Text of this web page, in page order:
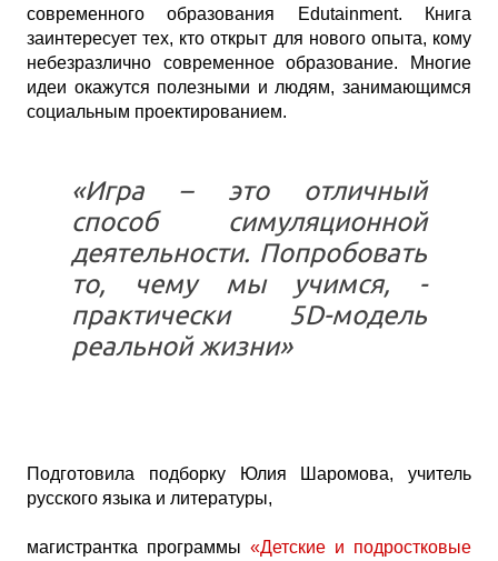
современного образования Edutainment. Книга
заинтересует тех, кто открыт для нового опыта, кому
небезразлично современное образование. Многие
идеи окажутся полезными и людям, занимающимся
социальным проектированием.
«Игра – это отличный
способ симуляционной
деятельности. Попробовать
то, чему мы учимся, -
практически 5D-модель
реальной жизни»
Подготовила подборку Юлия Шаромова, учитель
русского языка и литературы,
магистрантка программы «Детские и подростковые